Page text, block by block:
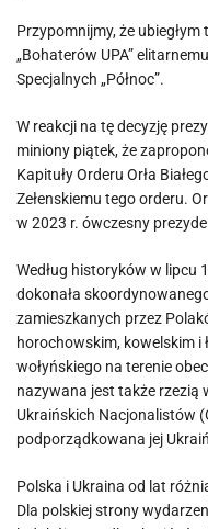
Przypomnijmy, że ubiegłym
„Bohaterów UPA”
Specjalnych „Północ”.
W reakcji na tę decyzję
miniony piątek, że
Kapituły Orderu Orła
Zełenskiemu tego orderu.
w 2023 r. ówczesny
Według historyków w lipcu
dokonała
zamieszkanych przez
horochowskim, kowelskim
wołyńskiego na terenie
nazywana jest także rzezią
Ukraińskich Nacjonalistów
podporządkowana jej
Polska i Ukraina od lat
Dla polskiej strony